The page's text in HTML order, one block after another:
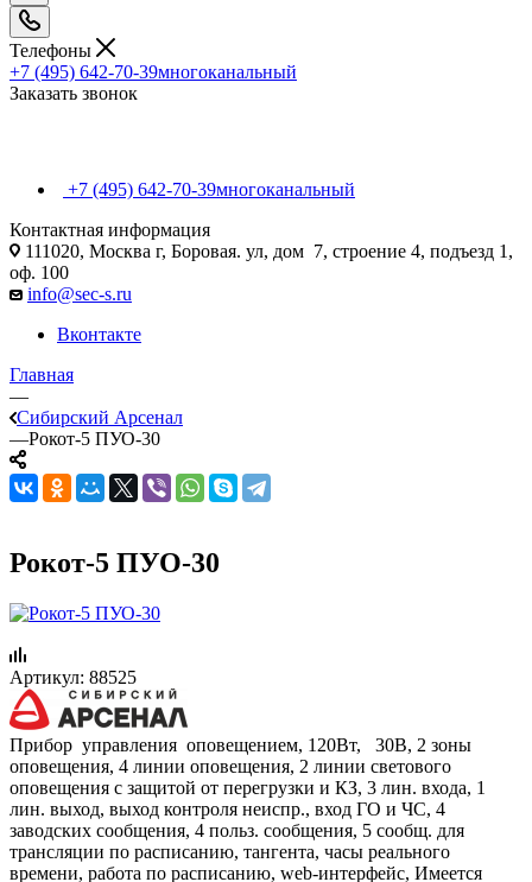
Телефоны
+7 (495) 642-70-39многоканальный
Заказать звонок
+7 (495) 642-70-39многоканальный
Контактная информация
111020, Москва г, Боровая. ул, дом 7, строение 4, подъезд 1,
оф. 100
info@sec-s.ru
Вконтакте
Главная
—
Сибирский Арсенал
—Рокот-5 ПУО-30
Рокот-5 ПУО-30
Артикул: 88525
Прибор управления оповещением, 120Вт, 30В, 2 зоны
оповещения, 4 линии оповещения, 2 линии светового
оповещения с защитой от перегрузки и КЗ, 3 лин. входа, 1
лин. выход, выход контроля неиспр., вход ГО и ЧС, 4
заводских сообщения, 4 польз. сообщения, 5 сообщ. для
трансляции по расписанию, тангента, часы реального
времени, работа по расписанию, web-интерфейс, Имеется